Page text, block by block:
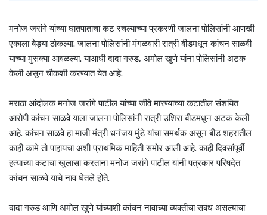
मनोज जरांगे यांच्या घातपाताचा कट रचल्याच्या प्रकरणी जालना पोलिसांनी आणखी
एकाला बेड्या ठोकल्या. जालना पोलिसांनी मंगळवारी रात्री बीडमधून कांचन साळवी
याच्या मुसक्या आवळल्या. याआधी दादा गरुड, अमोल खुणे यांना पोलिसांनी अटक
केली असून चौकशी करण्यात येत आहे.
मराठा आंदोलक मनोज जरांगे पाटील यांच्या जीवे मारण्याच्या कटातील संशयित
आरोपी कांचन साळवे याला जालना पोलिसांनी रात्री उशिरा बीडमधून अटक केली
आहे. कांचन साळवे हा माजी मंत्री धनंजय मुंडे यांचा समर्थक असून बीड शहरातील
काही कामे तो पाहायचा अशी प्राथमिक माहिती समोर आली आहे. काही दिवसांपूर्वी
हत्याच्या कटाचा खुलासा करताना मनोज जरांगे पाटील यांनी पत्रकार परिषदेत
कांचन साळवे याचे नाव घेतले होते.
दादा गरुड आणि अमोल खुणे यांच्याशी कांचन नावाच्या व्यक्तीचा सबंध असल्याचा